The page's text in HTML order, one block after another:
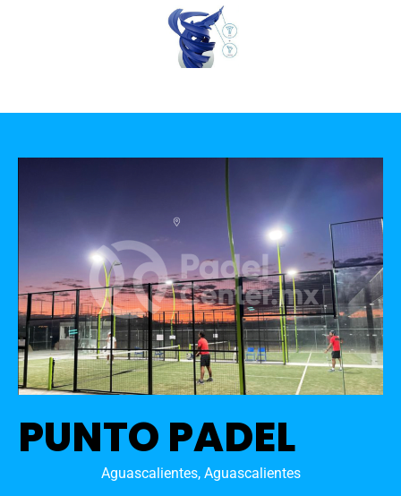
PUNTO PADEL
Aguascalientes, Aguascalientes